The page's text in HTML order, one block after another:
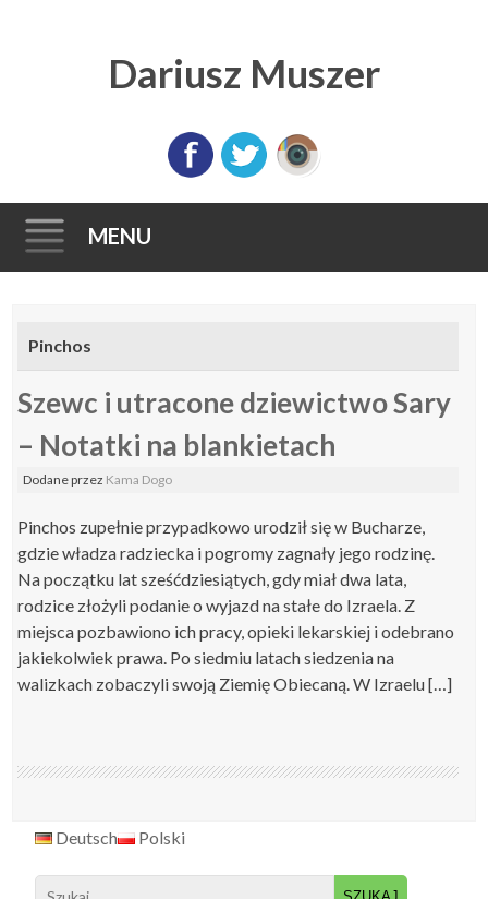
Dariusz Muszer
MENU
content
Pinchos
Szewc i utracone dziewictwo Sary
– Notatki na blankietach
Dodaneprzez Kama Dogo
Pinchos zupełnie przypadkowo urodził się w Bucharze,
gdzie władza radziecka i pogromy zagnały jego rodzinę.
Na początku lat sześćdziesiątych, gdy miał dwa lata,
rodzice złożyli podanie o wyjazd na stałe do Izraela. Z
miejsca pozbawiono ich pracy, opieki lekarskiej i odebrano
jakiekolwiek prawa. Po siedmiu latach siedzenia na
walizkach zobaczyli swoją Ziemię Obiecaną. W Izraelu […]
Deutsch Polski
Search